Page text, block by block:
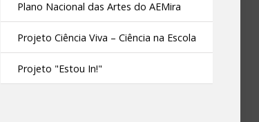
Plano Nacional das Artes do AEMira
Projeto Ciência Viva – Ciência na Escola
Projeto "Estou In!"